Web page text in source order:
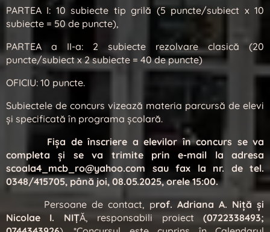
PARTEA I: 10 subiecte tip grilă (5 puncte/subiect x 10
subiecte = 50 de puncte),
PARTEA a II-a: 2 subiecte rezolvare clasică (20
puncte/subiect x 2 subiecte = 40 de puncte)
OFICIU: 10 puncte.
Subiectele de concurs vizează materia parcursă de elevi
și specificată în programa școlară.
Fişa de înscriere a elevilor în concurs se va
completa şi se va trimite prin e-mail la adresa
scoala4_mcb_ro@yahoo.com sau fax la nr. de tel.
0348/415705, până joi, 08.05.2025, orele 15:00.
Persoane de contact, prof. Adriana A. Niţă și
Nicolae I. NIȚĂ, responsabili proiect(0722338493;